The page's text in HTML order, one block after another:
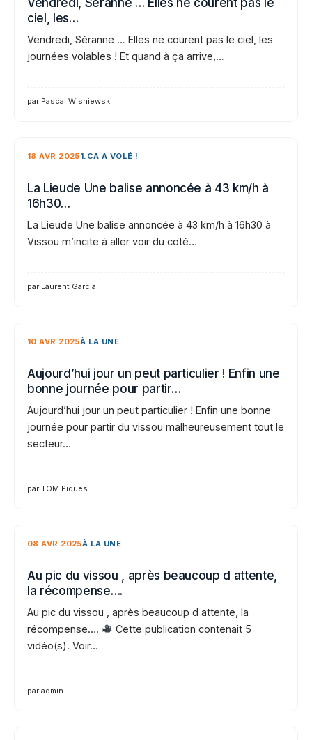
ciel, les…
Vendredi, Séranne … Elles ne courent pas le ciel, les
journées volables ! Et quand à ça arrive,…
par Pascal Wisniewski
18 AVR 20251.CA A VOLÉ !
La Lieude Une balise annoncée à 43 km/h à
16h30…
La Lieude Une balise annoncée à 43 km/h à 16h30 à
Vissou m’incite à aller voir du coté…
par Laurent Garcia
10 AVR 2025À LA UNE
Aujourd’hui jour un peut particulier ! Enfin une
bonne journée pour partir…
Aujourd’hui jour un peut particulier ! Enfin une bonne
journée pour partir du vissou malheureusement tout le
secteur…
par TOM Piques
08 AVR 2025À LA UNE
Au pic du vissou , après beaucoup d attente,
la récompense….
Au pic du vissou , après beaucoup d attente, la
récompense….
Cette publication contenait 5
vidéo(s). Voir…
par admin